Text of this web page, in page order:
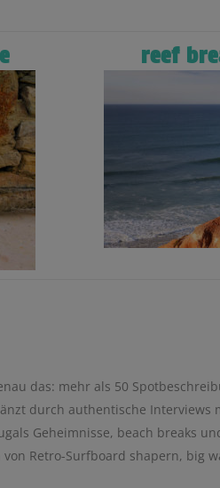
reef
das: mehr als 50
durch authentische Interviews
Geheimnisse, beach breaks
Retro-Surfboard shapern, big